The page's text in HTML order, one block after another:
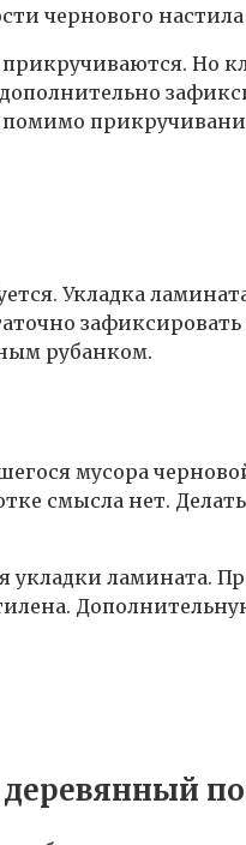
чернового
Но
Укладка
рубанком.
мусора
смысла нет.
укладки ламината.